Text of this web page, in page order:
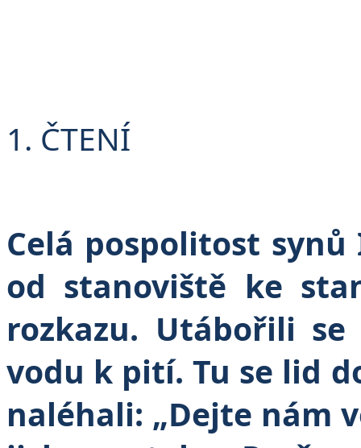
1. ČTENÍ
Celá pospolitost
od stanoviště ke
rozkazu. Utábořili
vodu k pití. Tu se lid
naléhali: „Dejte nám